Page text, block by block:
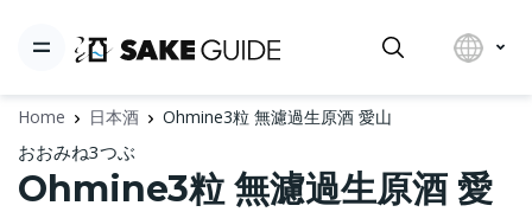
Home 日本酒 Ohmine3粒 無濾過生原酒 愛山
おおみね3つぶ
Ohmine3粒 無濾過生原酒 愛